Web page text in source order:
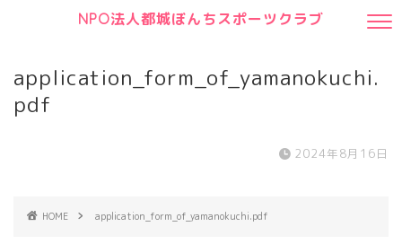
NPO法人都城ぼんちスポーツクラブ
application_form_of_yamanokuchi.
pdf
2024年8月16日
HOME application_form_of_yamanokuchi.pdf